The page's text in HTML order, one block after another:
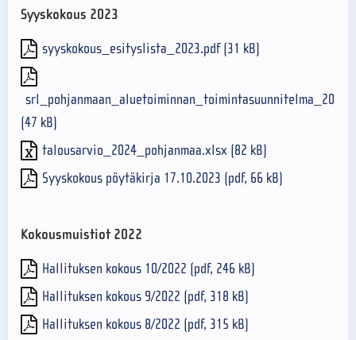
Syyskokous 2023
syyskokous_esityslista_2023.pdf (31 kB)
(47 kB)
talousarvio_2024_pohjanmaa.xlsx (82 kB)
Syyskokous pöytäkirja 17.10.2023 (pdf, 66 kB)
Kokousmuistiot 2022
Hallituksen kokous 10/2022 (pdf, 246 kB)
Hallituksen kokous 9/2022 (pdf, 318 kB)
Hallituksen kokous 8/2022 (pdf, 315 kB)